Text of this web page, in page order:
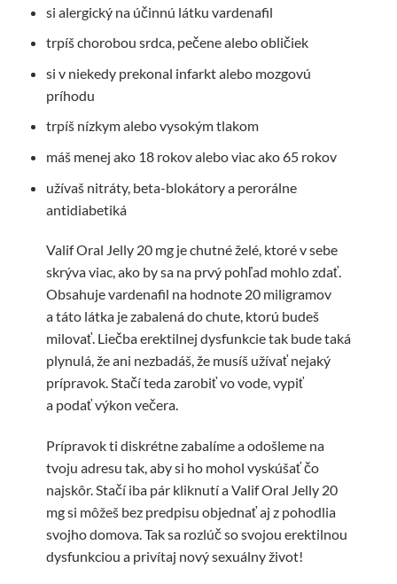
si alergický na účinnú látku vardenafil
trpíš chorobou srdca, pečene alebo obličiek
si v niekedy prekonal infarkt alebo mozgovú
príhodu
trpíš nízkym alebo vysokým tlakom
máš menej ako 18 rokov alebo viac ako 65 rokov
užívaš nitráty, beta-blokátory a perorálne
antidiabetiká
Valif Oral Jelly 20 mg je chutné želé, ktoré v sebe
skrýva viac, ako by sa na prvý pohľad mohlo zdať.
Obsahuje vardenafil na hodnote 20 miligramov
a táto látka je zabalená do chute, ktorú budeš
milovať. Liečba erektilnej dysfunkcie tak bude taká
plynulá, že ani nezbadáš, že musíš užívať nejaký
prípravok. Stačí teda zarobiť vo vode, vypiť
a podať výkon večera.
Prípravok ti diskrétne zabalíme a odošleme na
tvoju adresu tak, aby si ho mohol vyskúšať čo
najskôr. Stačí iba pár kliknutí a Valif Oral Jelly 20
mg si môžeš bez predpisu objednať aj z pohodlia
svojho domova. Tak sa rozlúč so svojou erektilnou
dysfunkciou a privítaj nový sexuálny život!